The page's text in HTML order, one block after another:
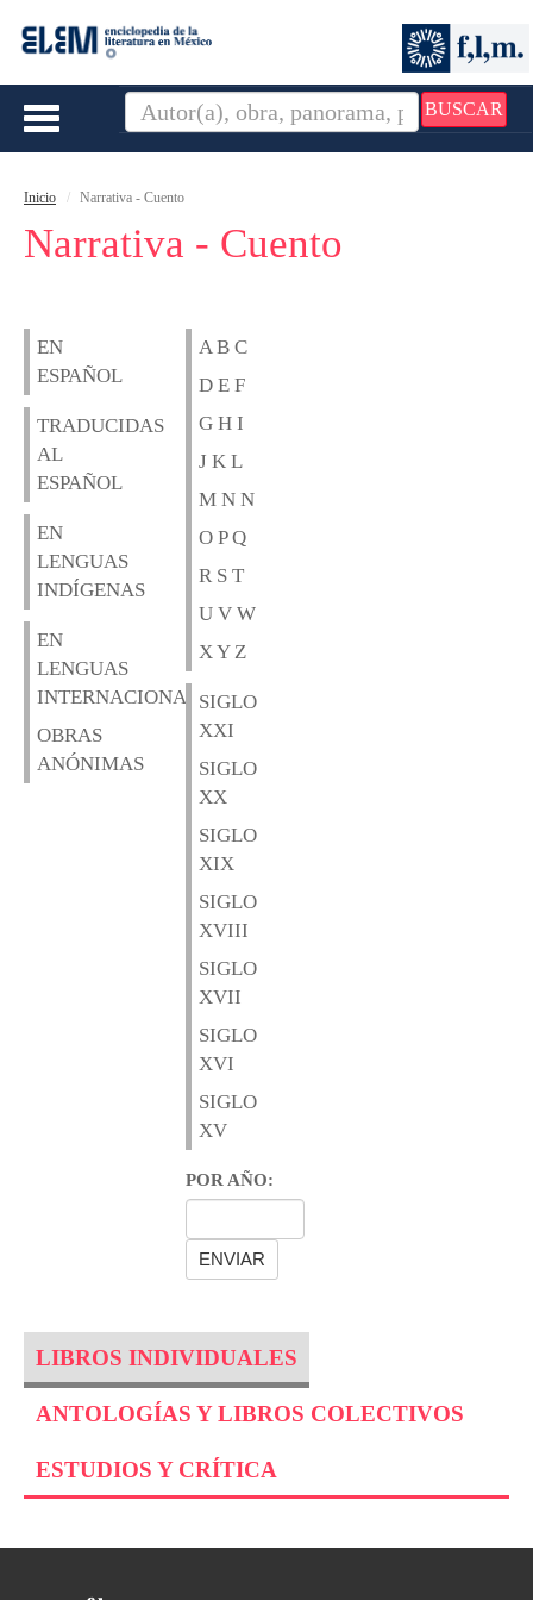
BUSCAR
Toggle
Inicio Narrativa - Cuento
Narrativa - Cuento
EN
ESPAÑOL
TRADUCIDAS
AL
ESPAÑOL
EN
LENGUAS
INDÍGENAS
EN
LENGUAS
INTERNACIONALES
OBRAS
ANÓNIMAS
A B C
D E F
G H I
J K L
M N N
O P Q
R S T
U V W
X Y Z
SIGLO
XXI
SIGLO
XX
SIGLO
XIX
SIGLO
XVIII
SIGLO
XVII
SIGLO
XVI
SIGLO
XV
POR AÑO:
LIBROS INDIVIDUALES
ANTOLOGÍAS Y LIBROS COLECTIVOS
ESTUDIOS Y CRÍTICA